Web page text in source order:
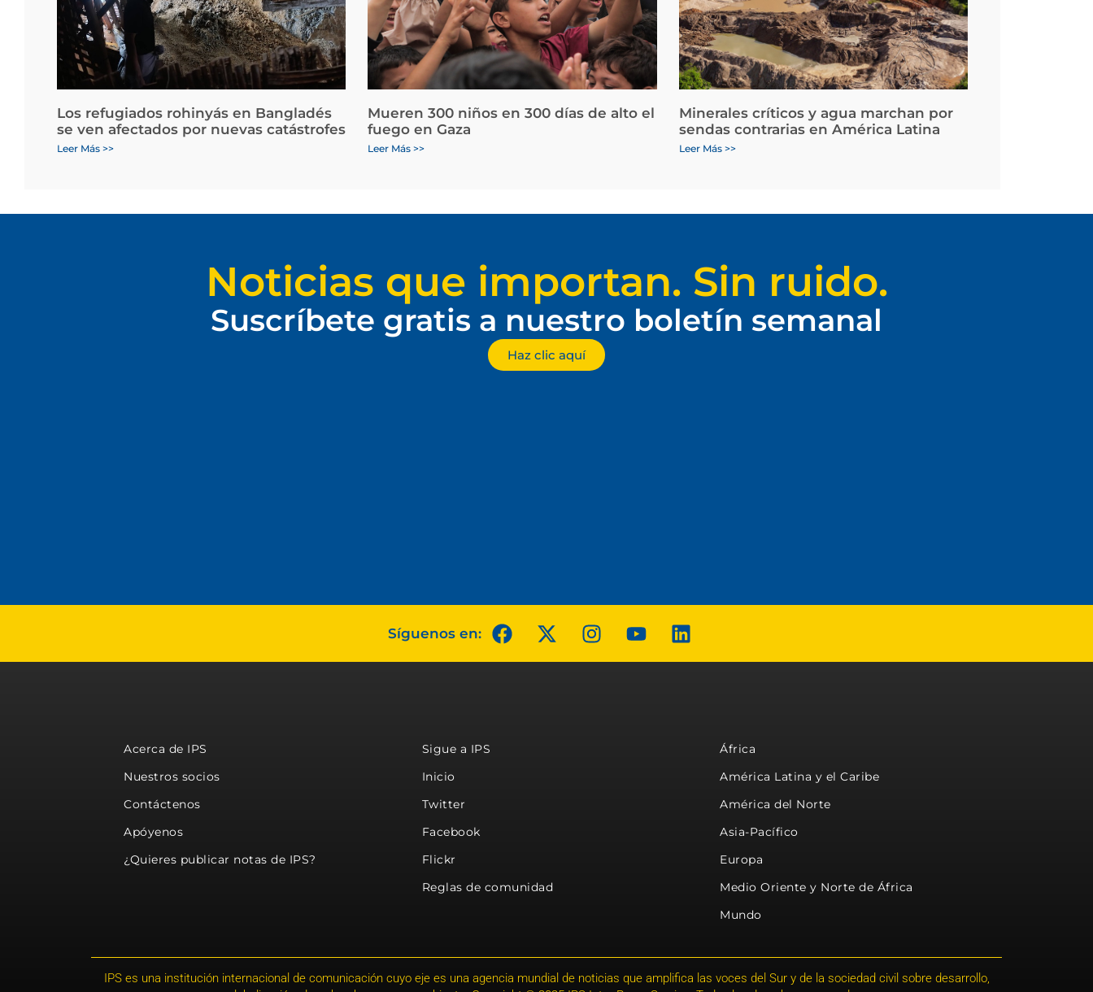
Los refugiados rohinyás en Bangladés
se ven afectados por nuevas catástrofes
Leer Más >>
Mueren 300 niños en 300 días de alto el
fuego en Gaza
Leer Más >>
Minerales críticos y agua marchan por
sendas contrarias en América Latina
Leer Más >>
Noticias que importan. Sin ruido.
Suscríbete gratis a nuestro boletín semanal
Haz clic aquí
Síguenos en:
Acerca de IPS
Nuestros socios
Contáctenos
Apóyenos
¿Quieres publicar notas de IPS?
Sigue a IPS
Inicio
Twitter
Facebook
Flickr
Reglas de comunidad
África
América Latina y el Caribe
América del Norte
Asia-Pacífico
Europa
Medio Oriente y Norte de África
Mundo
IPS es una institución internacional de comunicación cuyo eje es una agencia mundial de noticias que amplifica las voces del Sur y de la sociedad civil sobre desarrollo,